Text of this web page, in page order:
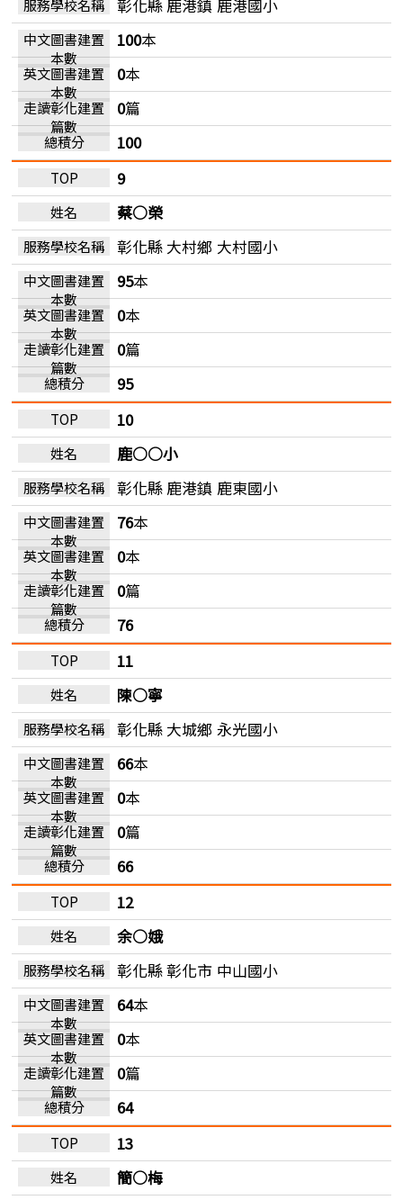
彰化縣 鹿港鎮 鹿港國小
100本
0本
0篇
100
9
蔡○榮
彰化縣 大村鄉 大村國小
95本
0本
0篇
95
10
鹿○○小
彰化縣 鹿港鎮 鹿東國小
76本
0本
0篇
76
11
陳○寧
彰化縣 大城鄉 永光國小
66本
0本
0篇
66
12
余○娥
彰化縣 彰化市 中山國小
64本
0本
0篇
64
13
簡○梅